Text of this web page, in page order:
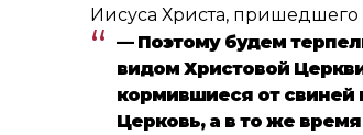
Иисуса Христа,
— Поэтому будем
видом Христовой
кормившиеся от свиней
Церковь, а в то же